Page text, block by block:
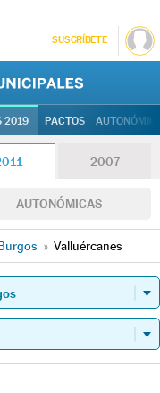
SUSCRÍBETE
2019 PACTOS
2007
AUTONÓMICAS
» Valluércanes